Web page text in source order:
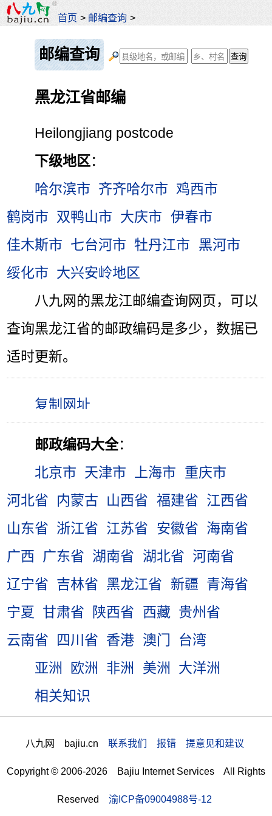
首页 > 邮编查询 >
邮编查询
黑龙江省邮编
Heilongjiang postcode
下级地区：
哈尔滨市 齐齐哈尔市 鸡西市
鹤岗市 双鸭山市 大庆市 伊春市
佳木斯市 七台河市 牡丹江市
黑河市
绥化市 大兴安岭地区
八九网的黑龙江邮编查询网页，可以
查询黑龙江省的邮政编码是多少，数据已
适时更新。
邮政编码大全：
北京市 天津市 上海市
重庆市
河北省
内蒙古 山西省 福建省 江西省
山东省 浙江省 江苏省 安徽省 海南省
广西
广东省 湖南省 湖北省 河南省
辽宁省 吉林省 黑龙江省 新疆 青海省
宁夏 甘肃省 陕西省 西藏 贵州省
云南省
四川省 香港 澳门
台湾
亚洲
欧洲 非洲 美洲
大洋洲
相关知识
八九网 bajiu.cn 联系我们 报错 提意见和建议
Copyright © 2006-2026 Bajiu Internet Services All Rights
Reserved 渝ICP备09004988号-12